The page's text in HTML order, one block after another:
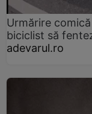
Urmărire
biciclist să
adevarul.ro